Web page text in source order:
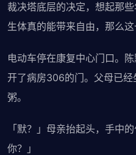
裁决塔底层的决定，想起那
生体真的能带来自由，那么这
电动车停在康复中心门口。
开了病房306的门。父母已
粥。
「默？」母亲抬起头，手中
你？」